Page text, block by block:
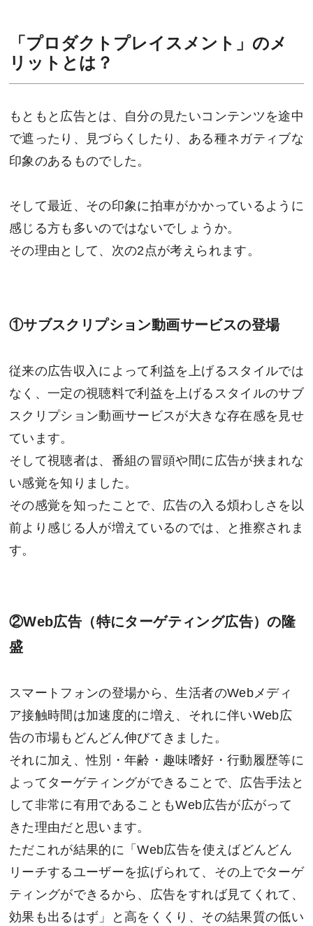
「プロダクトプレイスメント」のメ
リットとは？
もともと広告とは、自分の見たいコンテンツを途中
で遮ったり、見づらくしたり、ある種ネガティブな
印象のあるものでした。
そして最近、その印象に拍車がかかっているように
感じる方も多いのではないでしょうか。
その理由として、次の2点が考えられます。
①サブスクリプション動画サービスの登場
従来の広告収入によって利益を上げるスタイルでは
なく、一定の視聴料で利益を上げるスタイルのサブ
スクリプション動画サービスが大きな存在感を見せ
ています。
そして視聴者は、番組の冒頭や間に広告が挟まれな
い感覚を知りました。
その感覚を知ったことで、広告の入る煩わしさを以
前より感じる人が増えているのでは、と推察されま
す。
②Web広告（特にターゲティング広告）の隆
盛
スマートフォンの登場から、生活者のWebメディ
ア接触時間は加速度的に増え、それに伴いWeb広
告の市場もどんどん伸びてきました。
それに加え、性別・年齢・趣味嗜好・行動履歴等に
よってターゲティングができることで、広告手法と
して非常に有用であることもWeb広告が広がって
きた理由だと思います。
ただこれが結果的に「Web広告を使えばどんどん
リーチするユーザーを拡げられて、その上でターゲ
ティングができるから、広告をすれば見てくれて、
効果も出るはず」と高をくくり、その結果質の低い